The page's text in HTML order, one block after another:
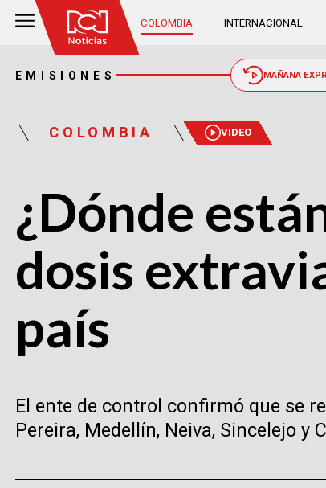
COLOMBIA INTERNACIONAL
EMISIONES MAÑANA
COLOMBIA VIDEO
¿Dónde
dosis
país
El ente de control confirmó que se
Pereira, Medellín, Neiva, Sincelejo y